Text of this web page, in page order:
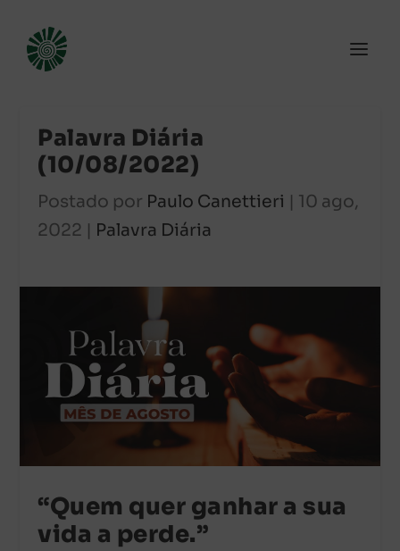
Palavra Diária
(10/08/2022)
Postado por Paulo Canettieri | 10 ago,
2022 | Palavra Diária
“Quem quer ganhar a sua
vida a perde.”